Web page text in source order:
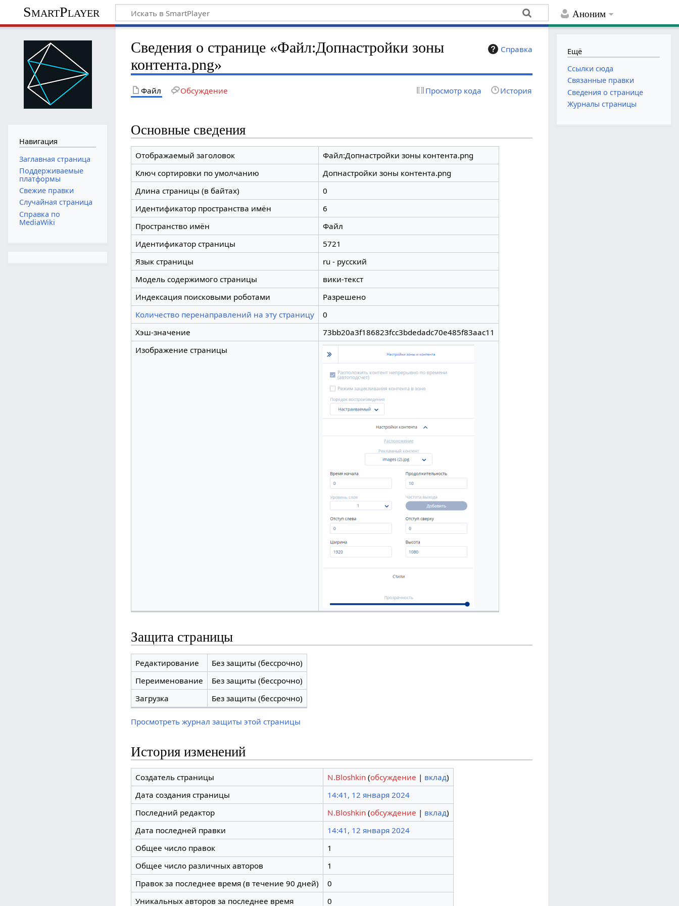
Аноним
SmartPlayer
Справка
Сведения о странице «Файл:Допнастройки зоны
контента.png»
Файл Обсуждение Просмотр кода История
Основные сведения
Отображаемый заголовок
Файл:Допнастройки зоны контента.png
Ключ сортировки по умолчанию
Допнастройки зоны контента.png
Длина страницы (в байтах)
0
Идентификатор пространства имён
6
Пространство имён
Файл
Идентификатор страницы
5721
Язык страницы
ru - русский
Модель содержимого страницы
вики-текст
Индексация поисковыми роботами
Разрешено
Количество перенаправлений на эту страницу
0
Хэш-значение
73bb20a3f186823fcc3bdedadc70e485f83aac11
Изображение страницы
Защита страницы
Редактирование
Без защиты (бессрочно)
Переименование
Без защиты (бессрочно)
Загрузка
Без защиты (бессрочно)
Просмотреть журнал защиты этой страницы
История изменений
Создатель страницы N.Bloshkin (обсуждение | вклад)
Дата создания страницы
14:41, 12 января 2024
Последний редактор
N.Bloshkin (обсуждение | вклад)
Дата последней правки
14:41, 12 января 2024
Общее число правок
1
Общее число различных авторов
1
Правок за последнее время (в течение 90 дней)
0
Уникальных авторов за последнее время
0
Навигация
Заглавная страница
Поддерживаемые
платформы
Свежие правки
Случайная страница
Справка по
MediaWiki
Ещё
Ссылки сюда
Связанные правки
Сведения о странице
Журналы страницы